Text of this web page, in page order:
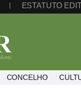
ESTATUTO
CONCELHO